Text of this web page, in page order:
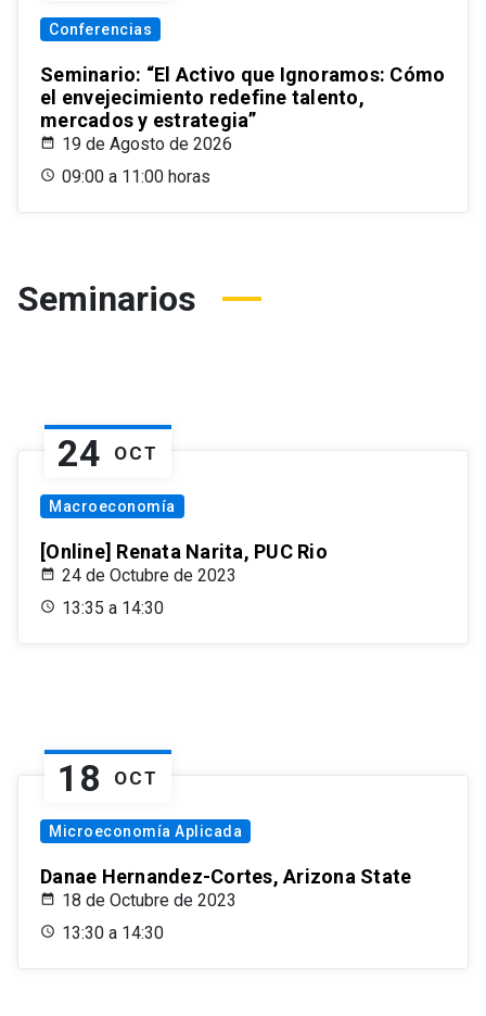
Conferencias
Seminario: “El Activo que Ignoramos: Cómo
el envejecimiento redefine talento,
mercados y estrategia”
19 de Agosto de 2026
09:00 a 11:00 horas
Seminarios
24 OCT
Macroeconomía
[Online] Renata Narita, PUC Rio
24 de Octubre de 2023
13:35 a 14:30
18 OCT
Microeconomía Aplicada
Danae Hernandez-Cortes, Arizona State
18 de Octubre de 2023
13:30 a 14:30